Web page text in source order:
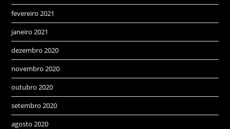
fevereiro 2021
janeiro 2021
dezembro 2020
novembro 2020
outubro 2020
setembro 2020
agosto 2020